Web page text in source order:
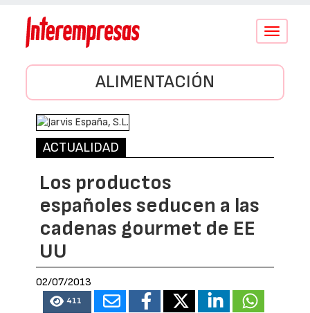
Conmutar
ALIMENTACIÓN
ACTUALIDAD
Los productos
españoles seducen a las
cadenas gourmet de EE
UU
02/07/2013
411